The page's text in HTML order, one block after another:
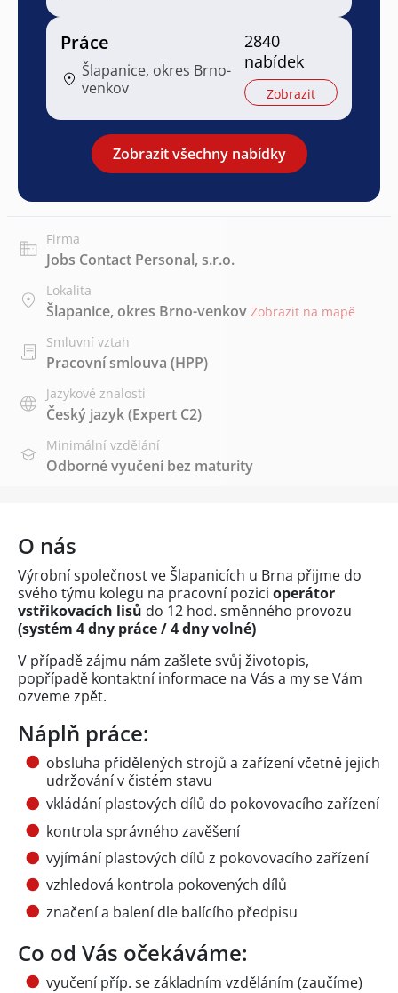
Práce
Šlapanice, okres Brno-
venkov
2840
nabídek
Zobrazit
Zobrazit všechny nabídky
Firma
Jobs Contact Personal, s.r.o.
Lokalita
Šlapanice, okres Brno-venkov Zobrazit na mapě
Smluvní vztah
Pracovní smlouva (HPP)
Jazykové znalosti
Český jazyk(Expert C2)
Minimální vzdělání
Odborné vyučení bez maturity
O nás
Výrobní společnost ve Šlapanicích u Brna přijme do
svého týmu kolegu na pracovní pozici operátor
vstřikovacích lisů do 12 hod. směnného provozu
(systém 4 dny práce / 4 dny volné)
V případě zájmu nám zašlete svůj životopis,
popřípadě kontaktní informace na Vás a my se Vám
ozveme zpět.
Náplň práce:
obsluha přidělených strojů a zařízení včetně jejich
udržování v čistém stavu
vkládání plastových dílů do pokovovacího zařízení
kontrola správného zavěšení
vyjímání plastových dílů z pokovovacího zařízení
vzhledová kontrola pokovených dílů
značení a balení dle balícího předpisu
Co od Vás očekáváme:
vyučení příp. se základním vzděláním (zaučíme)